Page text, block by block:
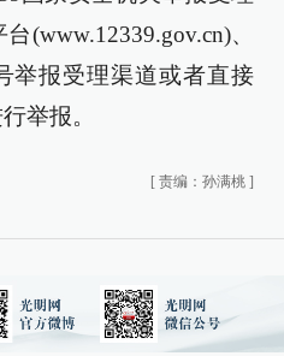
(www.12339.gov.cn)、
举报受理渠道或者直接
举报。
[ 责编：孙满桃 ]